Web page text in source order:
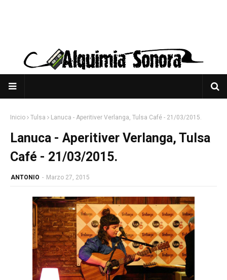
Inicio Tulsa Lanuca - Aperitiver Verlanga, Tulsa Café - 21/03/2015.
Lanuca - Aperitiver Verlanga, Tulsa
Café - 21/03/2015.
ANTONIO - Marzo 27, 2015